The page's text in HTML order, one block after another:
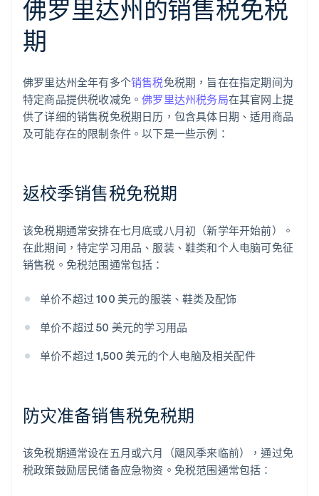
佛罗里达州的销售税免税
期
佛罗里达州全年有多个销售税免税期，旨在在指定期间为
特定商品提供税收减免。佛罗里达州税务局在其官网上提
供了详细的销售税免税期日历，包含具体日期、适用商品
及可能存在的限制条件。以下是一些示例：
返校季销售税免税期
该免税期通常安排在七月底或八月初（新学年开始前）。
在此期间，特定学习用品、服装、鞋类和个人电脑可免征
销售税。免税范围通常包括：
单价不超过 100 美元的服装、鞋类及配饰
单价不超过 50 美元的学习用品
单价不超过 1,500 美元的个人电脑及相关配件
防灾准备销售税免税期
该免税期通常设在五月或六月（飓风季来临前），通过免
税政策鼓励居民储备应急物资。免税范围通常包括：